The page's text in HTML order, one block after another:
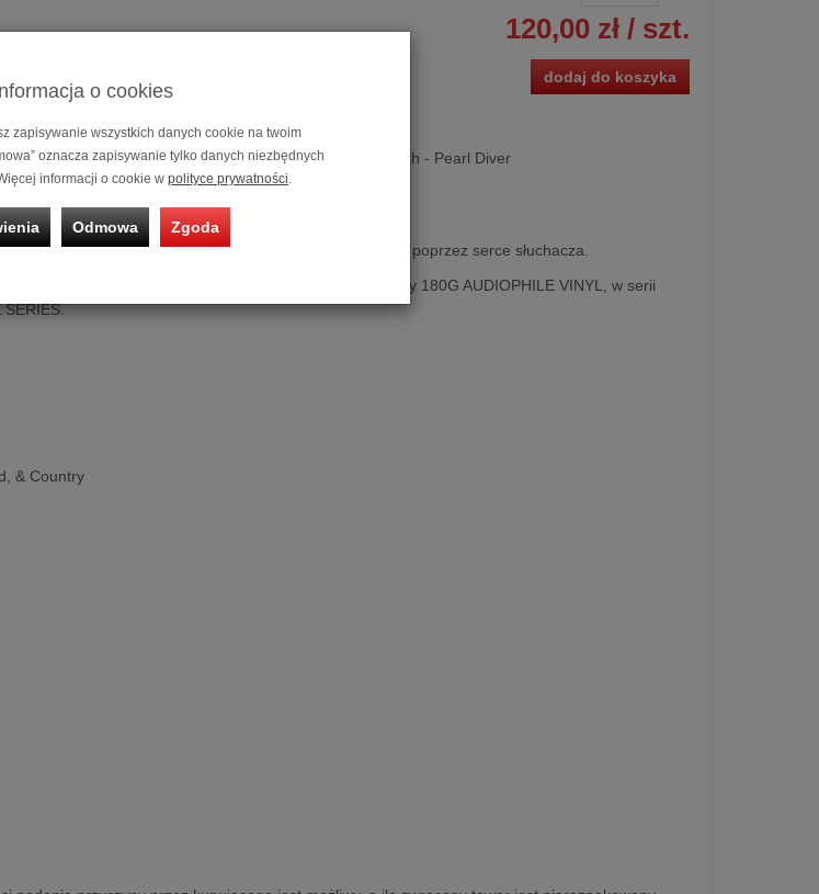
120,00 zł/ szt.
dodaj do koszyka
Płyta winylowa, David Roth - Pearl Diver
jasny i głęboki głos porusza emocje i wchodzi do głowy poprzez serce słuchacza.
Davida Rotha "Pearl Diver", tłoczenie na Hight Quality 180G AUDIOPHILE VINYL, w serii
SERIES.
& Country
o cookies
zapisywanie wszystkich danych cookie na twoim
oznacza zapisywanie tylko danych niezbędnych
informacji o cookie w polityce prywatności
Odmowa Zgoda